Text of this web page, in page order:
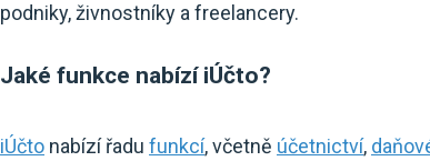
podniky, živnostníky a freelancery.
Jaké funkce nabízí iÚčto?
iÚčto nabízí řadu funkcí, včetně účetnictví,